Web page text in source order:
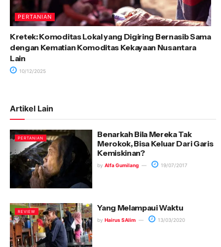
PERTANIAN
Kretek: Komoditas Lokal yang Digiring Bernasib Sama
dengan Kematian Komoditas Kekayaan Nusantara
Lain
10/12/2025
Artikel Lain
PERTANIAN
Benarkah Bila Mereka Tak
Merokok, Bisa Keluar Dari Garis
Kemiskinan?
by Alfa Gumilang 19/07/2017
REVIEW Yang Melampaui Waktu
by Hairus SAlim 13/03/2020